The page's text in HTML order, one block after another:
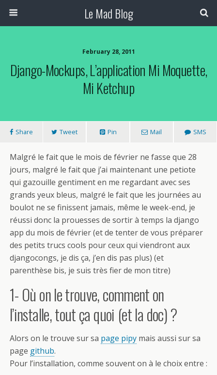
Le Mad Blog
February 28, 2011
Django-Mockups, L’application Mi Moquette,
Mi Ketchup
Share Tweet Pin Mail SMS
Malgré le fait que le mois de février ne fasse que 28
jours, malgré le fait que j’ai maintenant une petiote
qui gazouille gentiment en me regardant avec ses
grands yeux bleus, malgré le fait que les journées au
boulot ne se finissent jamais, même le week-end, je
réussi donc la prouesses de sortir à temps la django
app du mois de février (et de tenter de vous préparer
des petits trucs cools pour ceux qui viendront aux
djangocongs, je dis ça, j’en dis pas plus) (et
parenthèse bis, je suis très fier de mon titre)
1- Où on le trouve, comment on
l’installe, tout ça quoi (et la doc) ?
Alors on le trouve sur sa page pipy mais aussi sur sa
page github.
Pour l’installation, comme souvent on à le choix entre :